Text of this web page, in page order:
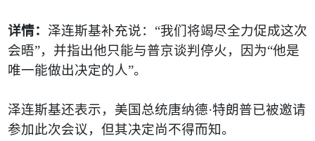
详情： 泽连斯基补充说： “我们将竭尽全力促成这次
会晤”，并指出他只能与普京谈判停火，因为“他是
唯一能做出决定的人”。
泽连斯基还表示，美国总统唐纳德·特朗普已被邀请
参加此次会议，但其决定尚不得而知。